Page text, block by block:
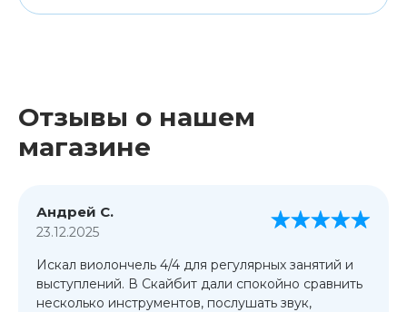
Отзывы о нашем
магазине
Андрей С.
23.12.2025
Искал виолончель 4/4 для регулярных занятий и
выступлений. В Скайбит дали спокойно сравнить
несколько инструментов, послушать звук,